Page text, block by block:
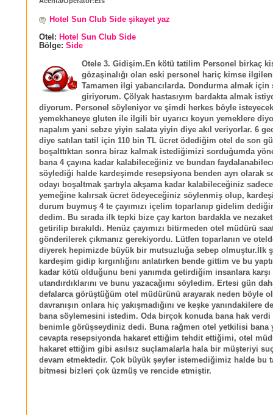
Hotel Sun Club Side şikayet yaz
Otel: Hotel Sun Club Side
Bölge: Side
Otele 3. Gidişim.En kötü tatilim Personel birkaç
gözaşinalığı olan eski personel hariç kimse
Tamamen ilgi yabancılarda. Dondurma almak için
giriyorum. Çölyak hastasıyım bardakta almak
diyorum. Personel söyleniyor ve şimdi herkes böyle
yemekhaneye gluten ile ilgili bir uyarıcı koyun yemeklere
napalım yani sebze yiyin salata yiyin diye akıl veriyorlar. 6
diye satılan tatil için 110 bin TL ücret ödediğim otel de son
boşalttıktan sonra biraz kalmak istediğimizi sorduğumda
bana 4 çayına kadar kalabileceğiniz ve bundan
söylediği halde kardeşimde resepsiyona benden ayrı olarak
odayı boşaltmak şartıyla akşama kadar kalabileceğiniz
yemeğine kalırsak ücret ödeyeceğiniz söylenmiş olup,
durum buymuş 4 te çayımızı içelim toparlanıp gidelim
dedim. Bu sırada ilk tepki bize çay karton bardakla ve
getirilip bırakıldı. Henüz çayımızı bitirmeden otel müdürü
gönderilerek çıkmanız gerekiyordu. Lütfen toparlanın ve
diyerek hepimizde büyük bir mutsuzluğa sebep olmuştur.İlk
kardeşim gidip kırgınlığını anlatırken bende gittim ve bu
kadar kötü olduğunu beni yanımda getirdiğim insanlara karşı
utandırdıklarını ve bunu yazacağımı söyledim. Ertesi gün
defalarca görüştüğüm otel müdürünü arayarak neden böyle
davranışın onlara hiç yakışmadığını ve keşke yanındakilere
bana söylemesini istedim. Oda birçok konuda bana hak verdi
benimle görüşseydiniz dedi. Buna rağmen otel yetkilisi bana
cevapta resepsiyonda hakaret ettiğim tehdit ettiğimi, otel
hakaret ettiğim gibi asılsız suçlamalarla hala bir müşteriyi
devam etmektedir. Çok büyük şeyler istemediğimiz halde bu
bitmesi bizleri çok üzmüş ve rencide etmiştir.